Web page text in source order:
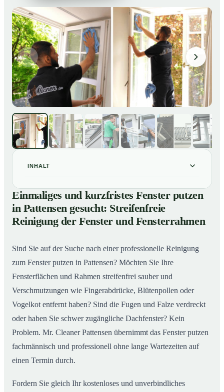
INHALT
Einmaliges und kurzfristes Fenster putzen in
Pattensen gesucht: Streifenfreie Reinigung der Fenster
und Fensterrahmen
02So putzen unsere Profis in Pattensen Ihre Fenster
Einmaliges und kurzfristes Fenster putzen
in Pattensen gesucht: Streifenfreie
Reinigung der Fenster und Fensterrahmen
Sind Sie auf der Suche nach einer professionelle Reinigung
zum Fenster putzen in Pattensen? Möchten Sie Ihre
Fensterflächen und Rahmen streifenfrei sauber und
Verschmutzungen wie Fingerabdrücke, Blütenpollen oder
Vogelkot entfernt haben? Sind die Fugen und Falze verdreckt
oder haben Sie schwer zugängliche Dachfenster? Kein
Problem. Mr. Cleaner Pattensen übernimmt das Fenster putzen
fachmännisch und professionell ohne lange Wartezeiten auf
einen Termin durch.
Fordern Sie gleich Ihr kostenloses und unverbindliches